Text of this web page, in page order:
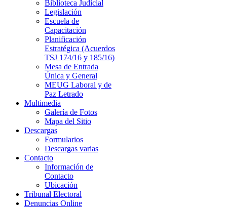
Biblioteca Judicial
Legislación
Escuela de
Capacitación
Planificación
Estratégica (Acuerdos
TSJ 174/16 y 185/16)
Mesa de Entrada
Única y General
MEUG Laboral y de
Paz Letrado
Multimedia
Galería de Fotos
Mapa del Sitio
Descargas
Formularios
Descargas varias
Contacto
Información de
Contacto
Ubicación
Tribunal Electoral
Denuncias Online